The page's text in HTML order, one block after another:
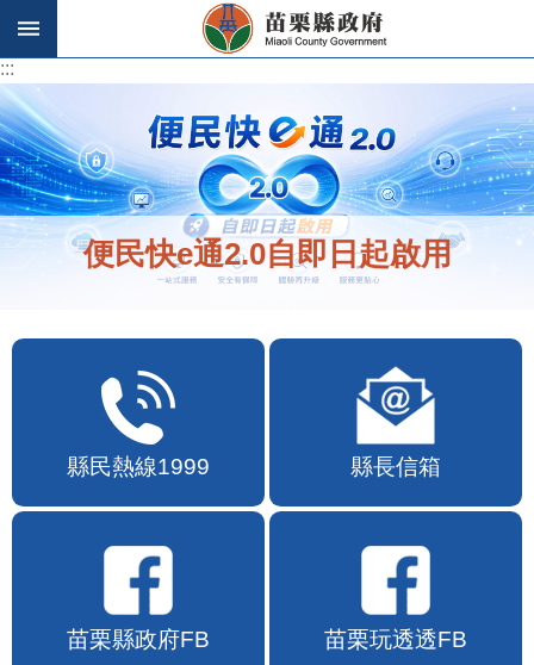
跳到主要內容區塊
:::
:::
便民快e通2.0自即日起啟用
縣民熱線1999 縣長信箱
苗栗縣政府FB 苗栗玩透透FB